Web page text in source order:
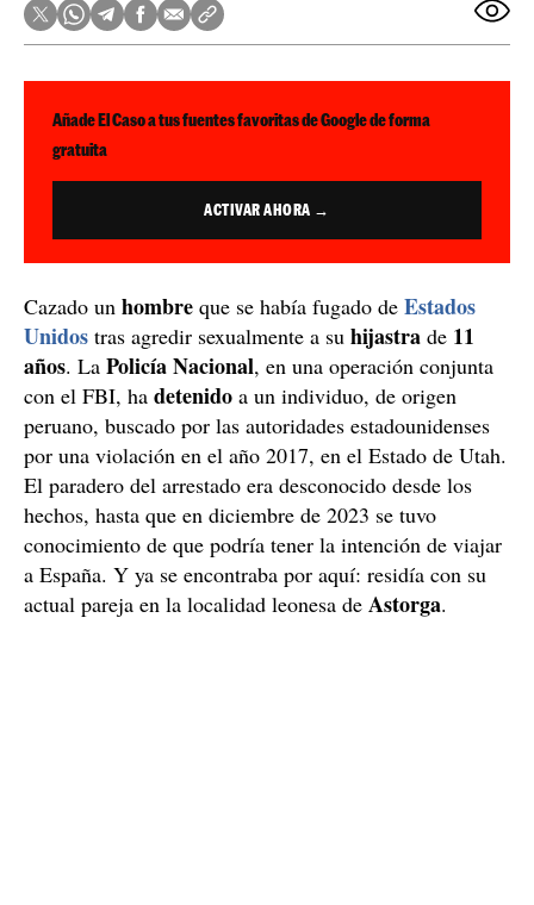
Añade El Caso a tus fuentes favoritas de Google de forma
gratuita
ACTIVAR AHORA →
Cazado un hombre que se había fugado de Estados
Unidos tras agredir sexualmente a su hijastra de 11
años. La Policía Nacional, en una operación conjunta
con el FBI, ha detenido a un individuo, de origen
peruano, buscado por las autoridades estadounidenses
por una violación en el año 2017, en el Estado de Utah.
El paradero del arrestado era desconocido desde los
hechos, hasta que en diciembre de 2023 se tuvo
conocimiento de que podría tener la intención de viajar
a España. Y ya se encontraba por aquí: residía con su
actual pareja en la localidad leonesa de Astorga.